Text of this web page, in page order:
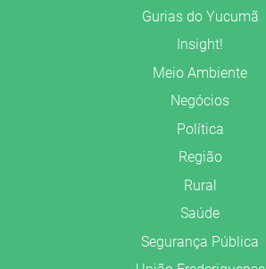
Gurias do Yucumã
Insight!
Meio Ambiente
Negócios
Política
Região
Rural
Saúde
Segurança Pública